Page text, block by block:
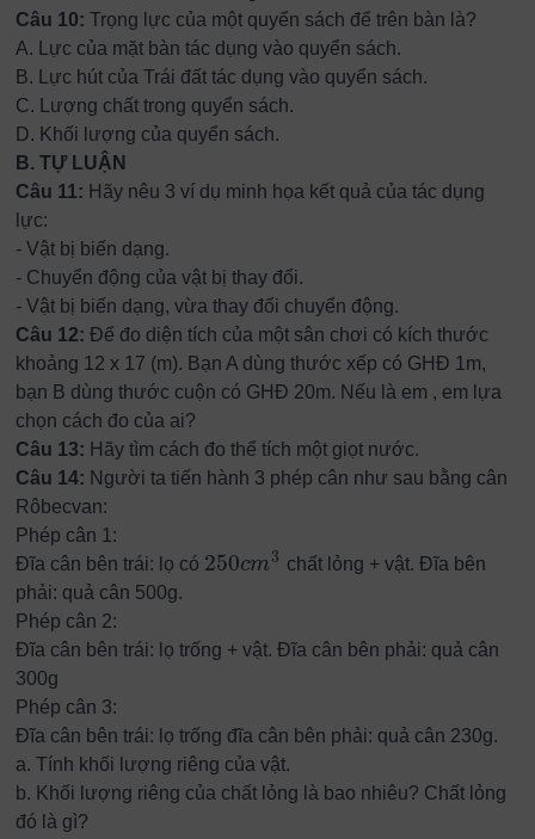
Câu 10: Trọng lực của một quyển sách để trên bàn là?
A.
Lực của mặt bàn tác dụng vào quyển sách.
B.
Lực hút của Trái đất tác dụng vào quyển sách.
C.
Lượng chất trong quyển sách.
D. Khối lượng của quyển sách.
B. TỰ LUẬN
Câu 11: Hãy nêu 3 ví dụ minh họa kết quả của tác dụng
lực:
- Vật bị biến dạng.
- Chuyển động của vật bị thay đổi.
- Vật bị biến dạng, vừa thay đổi chuyển động.
Câu 12: Để đo diện tích của một sân chơi có kích thước
khoảng 12 x 17 (m). Bạn A dùng thước xếp có GHĐ 1m,
bạn B dùng thước cuộn có GHĐ 20m. Nếu là em , em lựa
chọn cách đo của ai?
Câu 13: Hãy tìm cách đo thể tích một giọt nước.
Câu 14: Người ta tiến hành 3 phép cân như sau bằng cân
Rôbecvan:
Phép cân 1:
Đĩa cân bên trái: lọ có 250cm3
250cm3
chất lỏng + vật. Đĩa bên
phải: quả cân 500g.
Phép cân 2:
Đĩa cân bên trái: lọ trống + vật. Đĩa cân bên phải: quả cân
300g
Phép cân 3:
Đĩa cân bên trái: lọ trống đĩa cân bên phải: quả cân 230g.
a. Tính khối lượng riêng của vật.
b. Khối lượng riêng của chất lỏng là bao nhiêu? Chất lỏng
đó là gì?